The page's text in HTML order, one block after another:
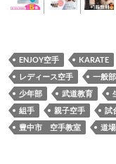
ENJOY空手 KARATE
レディース空手
一般部
少年部
武道教育
組手
親子空手 試
豊中市 空手教室
道場